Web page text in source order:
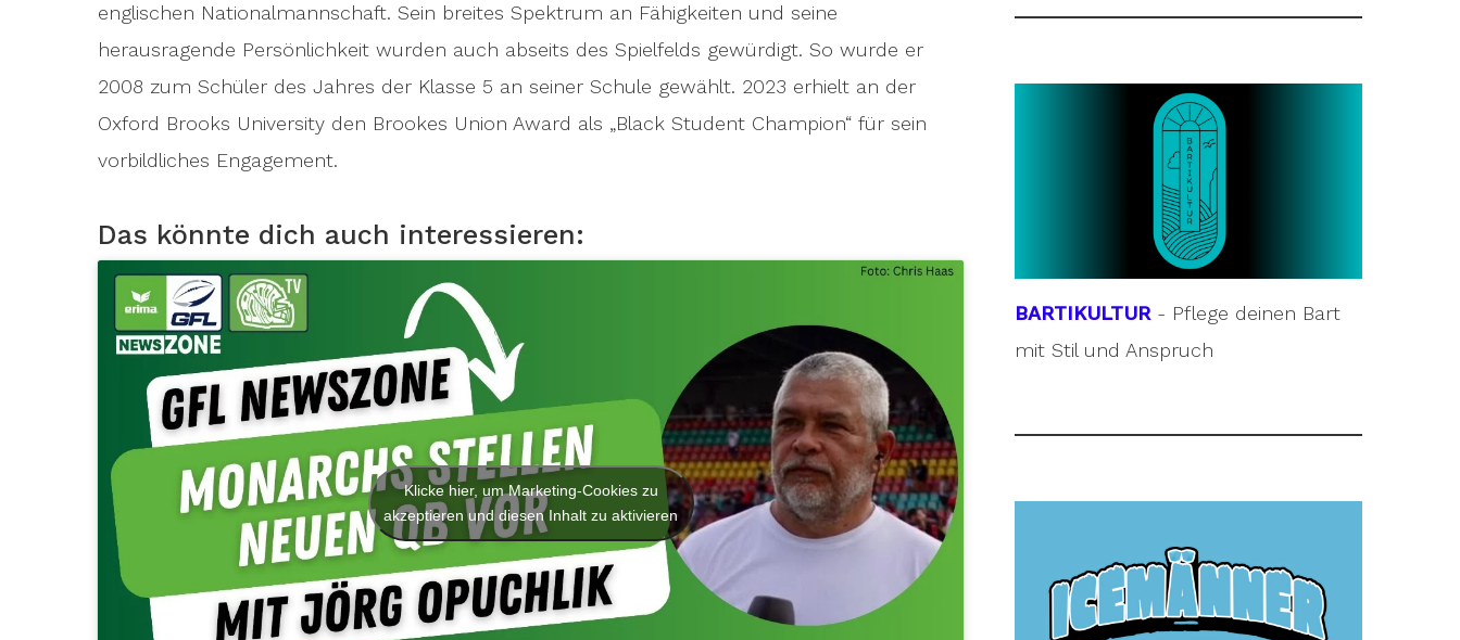
englischen Nationalmannschaft. Sein breites Spektrum an Fähigkeiten und seine
herausragende Persönlichkeit wurden auch abseits des Spielfelds gewürdigt. So wurde er
2008 zum Schüler des Jahres der Klasse 5 an seiner Schule gewählt. 2023 erhielt an der
Oxford Brooks University den Brookes Union Award als „Black Student Champion“ für sein
vorbildliches Engagement.
Das könnte dich auch interessieren:
Klicke hier, um Marketing-Cookies zu
akzeptieren und diesen Inhalt zu aktivieren
BARTIKULTUR- Pflege deinen Bart
mit Stil und Anspruch